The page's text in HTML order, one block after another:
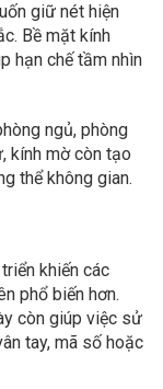
giữ nét hiện
Bề mặt kính
hạn chế tầm nhìn
ngủ, phòng
kính mờ còn tạo
thể không gian.
khiến các
phổ biến hơn.
còn giúp việc sử
tay, mã số hoặc